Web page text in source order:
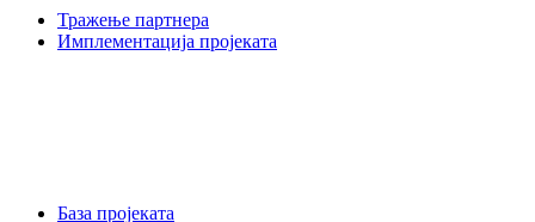
Тражење партнера
Имплементација пројеката
База пројеката